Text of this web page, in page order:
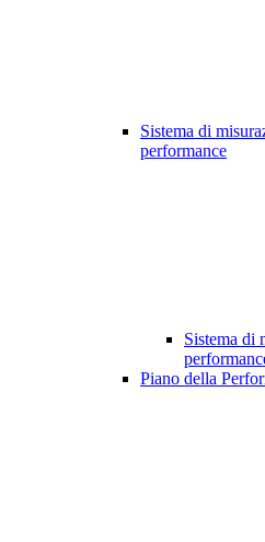
Sistema di
performance
Sistema di
Piano della